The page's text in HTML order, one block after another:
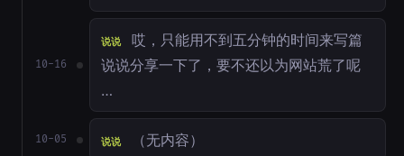
10-16
说说
哎，只能用不到五分钟的时间来写篇
说说分享一下了，要不还以为网站荒了呢
…
10-05 说说 （无内容）